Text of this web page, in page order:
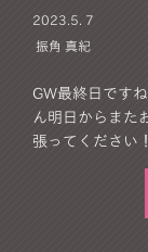
2023. 5. 7
振角 真紀
GW最終日です
ん明日からまた
張ってください